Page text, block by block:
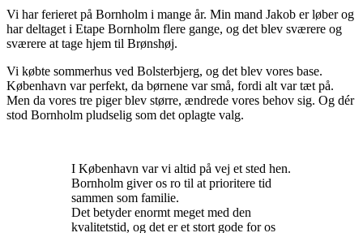
Vi har ferieret på Bornholm i mange år. Min mand Jakob er løber og
har deltaget i Etape Bornholm flere gange, og det blev sværere og
sværere at tage hjem til Brønshøj.
Vi købte sommerhus ved Bolsterbjerg, og det blev vores base.
København var perfekt, da børnene var små, fordi alt var tæt på.
Men da vores tre piger blev større, ændrede vores behov sig. Og dér
stod Bornholm pludselig som det oplagte valg.
I København var vi altid på vej et sted hen.
Bornholm giver os ro til at prioritere tid
sammen som familie.
Det betyder enormt meget med den
kvalitetstid, og det er et stort gode for os